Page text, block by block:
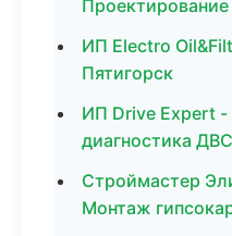
ИП Electro
Пятигорск
ИП Drive Expert -
диагностика
Строймастер
Монтаж